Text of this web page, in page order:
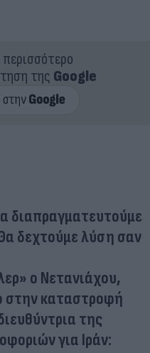
περισσότερο
της Google
διαπραγματευτούμε
δεχτούμε λύση σαν
ο Νετανιάχου,
στην καταστροφή
της
για Ιράν: